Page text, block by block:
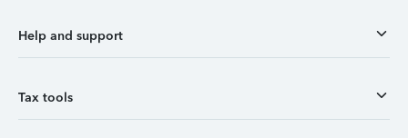
Help and support
Tax tools